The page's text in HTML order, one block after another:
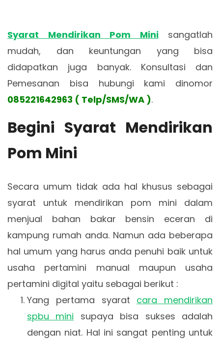
Syarat Mendirikan Pom Minisangatlah
mudah, dan keuntungan yang bisa
didapatkan juga banyak. Konsultasi dan
Pemesanan bisa hubungi kami dinomor
085221642963 ( Telp/SMS/WA ).
Begini Syarat Mendirikan
Pom Mini
Secara umum tidak ada hal khusus sebagai
syarat untuk mendirikan pom mini dalam
menjual bahan bakar bensin eceran di
kampung rumah anda. Namun ada beberapa
hal umum yang harus anda penuhi baik untuk
usaha pertamini manual maupun usaha
pertamini digital yaitu sebagai berikut :
Yang pertama syarat cara mendirikan
spbu mini supaya bisa sukses adalah
dengan niat. Hal ini sangat penting untuk